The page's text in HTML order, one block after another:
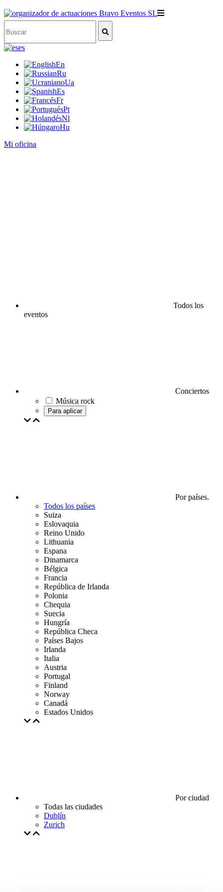
es
En
Ru
Ua
Es
Fr
Pt
Nl
Hu
Mi oficina
Todos los
eventos
Conciertos
Música rock
Para aplicar
Por países.
Todos los países
Suiza
Eslovaquia
Reino Unido
Lithuania
Espana
Dinamarca
Bélgica
Francia
República de Irlanda
Polonia
Chequia
Suecia
Hungría
República Checa
Países Bajos
Irlanda
Italia
Austria
Portugal
Finland
Norway
Canadá
Estados Unidos
Por ciudad
Todas las ciudades
Dublín
Zurich